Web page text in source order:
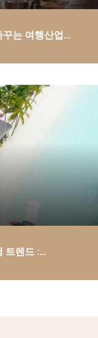
꾸는 여행산업…
트렌드 :…